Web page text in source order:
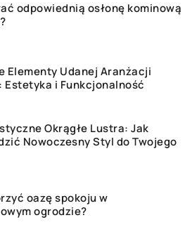
odpowiednią osłonę kominową
Elementy Udanej Aranżacji
Estetyka i Funkcjonalność
Okrągłe Lustra: Jak
Nowoczesny Styl do Twojego
oazę spokoju w
ogrodzie?